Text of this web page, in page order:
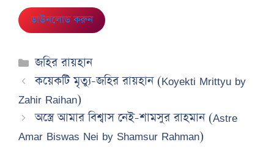
ডাউনলোড করুন
Categories
জহির রায়হান
কয়েকটি মৃত্যু-জহির রায়হান (Koyekti Mrittyu by
Zahir Raihan)
অস্ত্রে আমার বিশ্বাস নেই-শামসুর রাহমান (Astre
Amar Biswas Nei by Shamsur Rahman)